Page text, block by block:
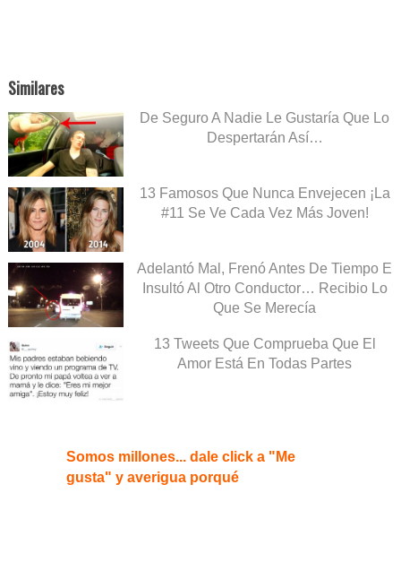
Similares
De Seguro A Nadie Le Gustaría Que Lo
Despertarán Así…
13 Famosos Que Nunca Envejecen ¡La
#11 Se Ve Cada Vez Más Joven!
Adelantó Mal, Frenó Antes De Tiempo E
Insultó Al Otro Conductor… Recibio Lo
Que Se Merecía
13 Tweets Que Comprueba Que El
Amor Está En Todas Partes
Somos millones... dale click a "Me
gusta" y averigua porqué